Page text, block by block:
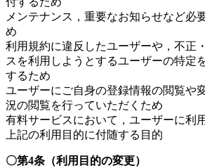
ペ
ッ
ト
ホ
テ
メンテナンス，重要なお知らせなど必
め
利用規約に違反したユーザーや，不正
スを利用しようとするユーザーの特定
するため
ユーザーにご自身の登録情報の閲覧や
況の閲覧を行っていただくため
有料サービスにおいて，ユーザーに利
上記の利用目的に付随する目的
〇第4条（利用目的の変更）